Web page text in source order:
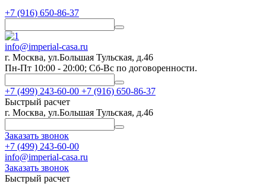
+7 (916) 650-86-37
info@imperial-casa.ru
г. Москва, ул.Большая Тульская, д.46
Пн-Пт 10:00 - 20:00; Сб-Вс по договоренности.
+7 (499) 243-60-00 +7 (916) 650-86-37
Быстрый расчет
г. Москва, ул.Большая Тульская, д.46
Заказать звонок
+7 (499) 243-60-00
info@imperial-casa.ru
Заказать звонок
Быстрый расчет